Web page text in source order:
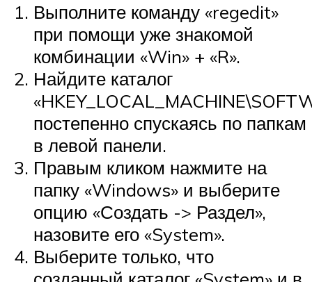
Выполните команду «regedit»
при помощи уже знакомой
комбинации «Win» + «R».
Найдите каталог
постепенно спускаясь по папкам
в левой панели.
Правым кликом нажмите на
папку «Windows» и выберите
опцию «Создать -> Раздел»,
назовите его «System».
Выберите только, что